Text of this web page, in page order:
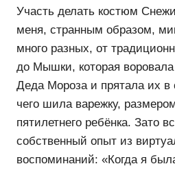
Участь делать костюм
меня, странным образом,
много разных, от
до Мышки, которая
Деда Мороза и прятала их в
чего шила варежку,
пятилетнего ребёнка. Зато
собственный опыт из
воспоминаний: «Когда я